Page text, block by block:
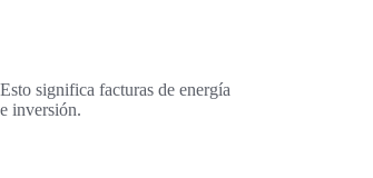
significa facturas de energía
inversión.